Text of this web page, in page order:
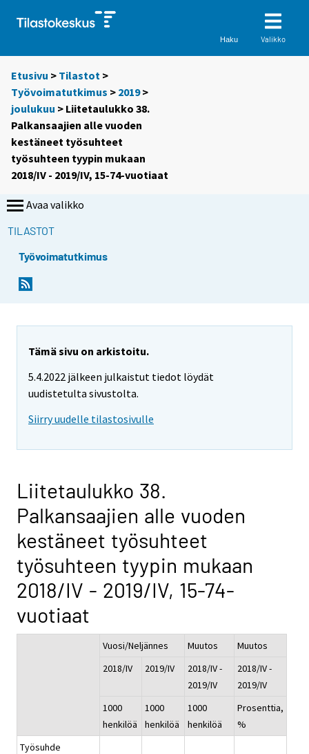
Haku Valikko
Etusivu > Tilastot >
Työvoimatutkimus > 2019>
joulukuu > Liitetaulukko 38.
Palkansaajien alle vuoden
kestäneet työsuhteet
työsuhteen tyypin mukaan
2018/IV - 2019/IV, 15-74-vuotiaat
Avaa valikko
TILASTOT
Työvoimatutkimus
Tämä sivu on arkistoitu.
5.4.2022 jälkeen julkaistut tiedot löydät
uudistetulta sivustolta.
Siirry uudelle tilastosivulle
Liitetaulukko 38.
Palkansaajien alle vuoden
kestäneet työsuhteet
työsuhteen tyypin mukaan
2018/IV - 2019/IV, 15-74-
vuotiaat
Vuosi/Neljännes Muutos
Muutos
2018/IV
2019/IV
2018/IV -
2019/IV
2018/IV -
2019/IV
1000
henkilöä
1000
henkilöä
1000
henkilöä
Prosenttia,
%
Työsuhde